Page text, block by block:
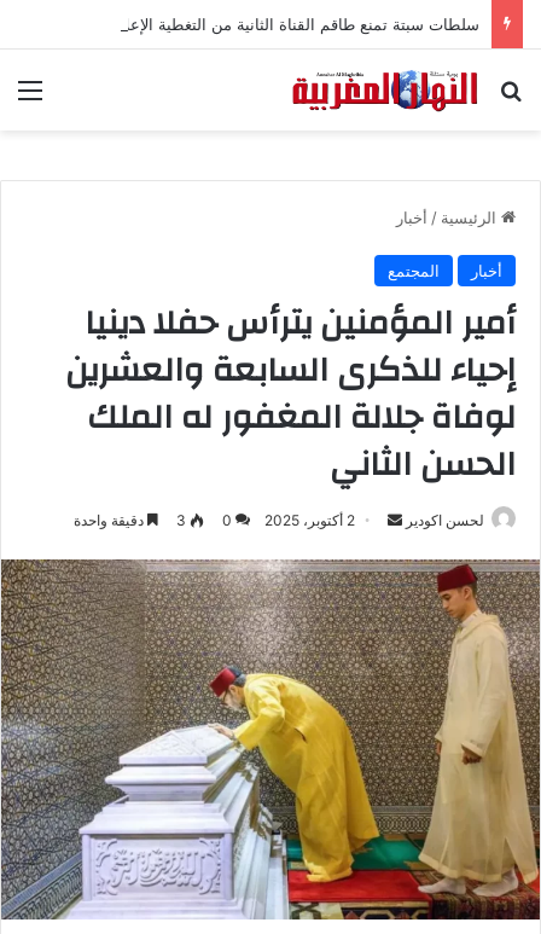
سلطات سبتة تمنع طاقم القناة الثانية من التغطية الإعلامية
بحث عن
الرئيسية / أخبار
أخبار المجتمع
أمير المؤمنين يترأس حفلا دينيا
إحياء للذكرى السابعة والعشرين
لوفاة جلالة المغفور له الملك
الحسن الثاني
لحسن اكودير
س
ل
ب
ر
ي
د
ا
إ
ل
ك
ت
ر
2 أكتوبر، 2025 0
3 دقيقة واحدة